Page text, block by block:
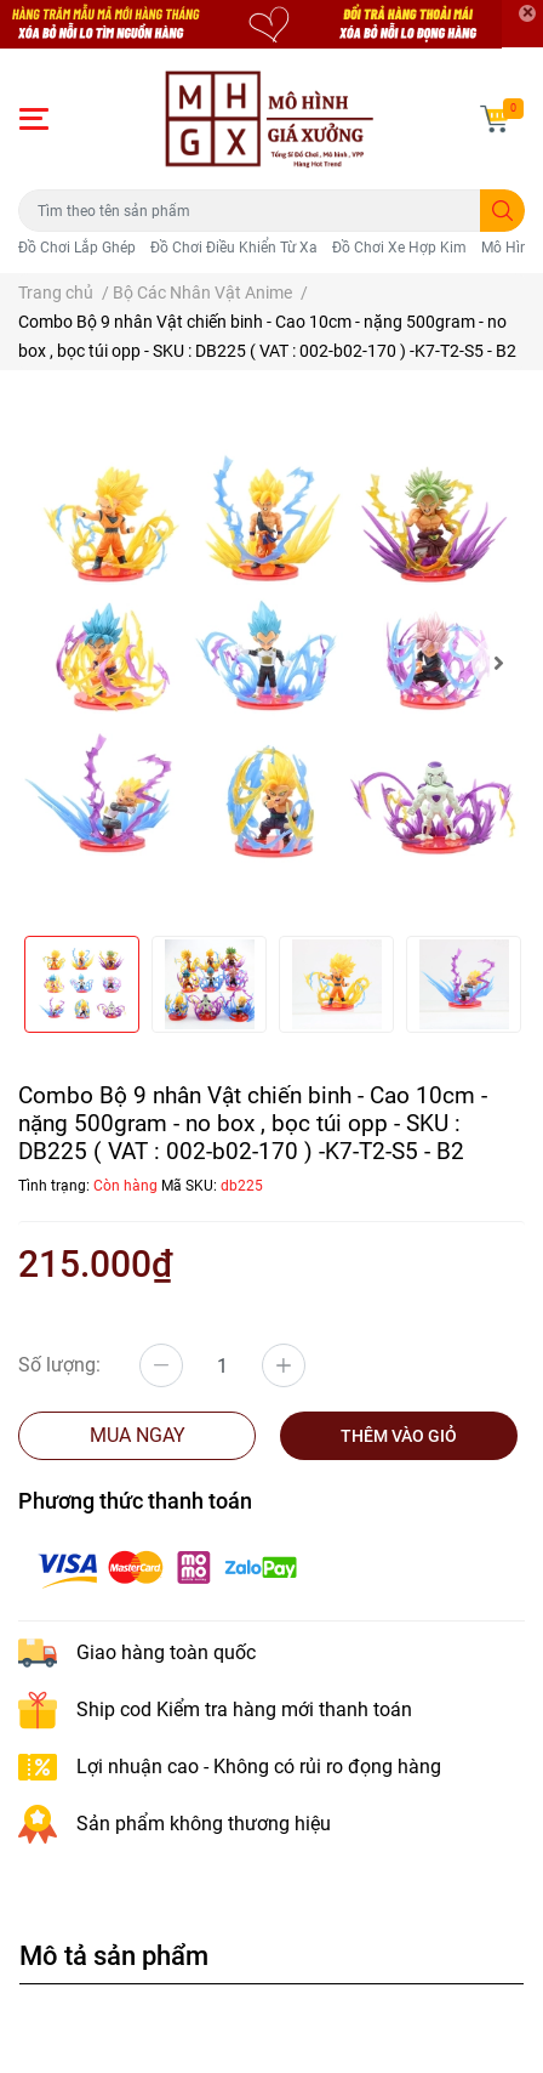
Đồ Chơi Lắp Ghép Đồ Chơi Điều Khiển Từ Xa Đồ Chơi Xe Hợp Kim Mô Hình
0
Trang chủ / Bộ Các Nhân Vật Anime /
Combo Bộ 9 nhân Vật chiến binh - Cao 10cm - nặng 500gram - no
box , bọc túi opp - SKU : DB225 ( VAT : 002-b02-170 ) -K7-T2-S5 - B2
Combo Bộ 9 nhân Vật chiến binh - Cao 10cm -
nặng 500gram - no box , bọc túi opp - SKU :
DB225 ( VAT : 002-b02-170 ) -K7-T2-S5 - B2
Tình trạng: Còn hàng Mã SKU: db225
215.000₫
Số lượng:
MUA NGAY THÊM VÀO GIỎ
Phương thức thanh toán
Giao hàng toàn quốc
Ship cod Kiểm tra hàng mới thanh toán
Lợi nhuận cao - Không có rủi ro đọng hàng
Sản phẩm không thương hiệu
Mô tả sản phẩm